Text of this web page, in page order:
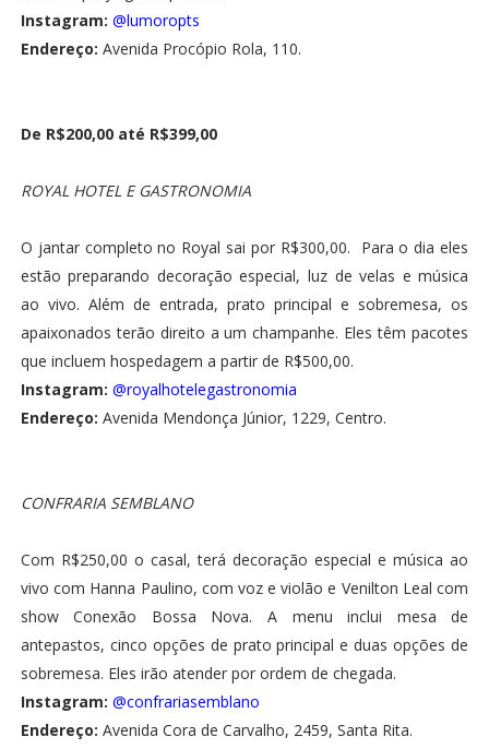
Instagram: @lumoropts
Endereço: Avenida Procópio Rola, 110.
De R$200,00 até R$399,00
ROYAL HOTEL E GASTRONOMIA
O jantar completo no Royal sai por R$300,00.
Para o dia eles
estão preparando decoração especial, luz de velas e música
ao vivo. Além de entrada, prato principal e sobremesa, os
apaixonados terão direito a um champanhe. Eles têm pacotes
que incluem hospedagem a partir de R$500,00.
Instagram: @royalhotelegastronomia
Endereço: Avenida Mendonça Júnior, 1229, Centro.
CONFRARIA SEMBLANO
Com R$250,00 o casal, terá decoração especial e música ao
vivo com Hanna Paulino, com voz e violão e Venilton Leal com
show Conexão Bossa Nova. A menu inclui mesa de
antepastos, cinco opções de prato principal e duas opções de
sobremesa. Eles irão atender por ordem de chegada.
Instagram: @confrariasemblano
Endereço: Avenida Cora de Carvalho, 2459, Santa Rita.